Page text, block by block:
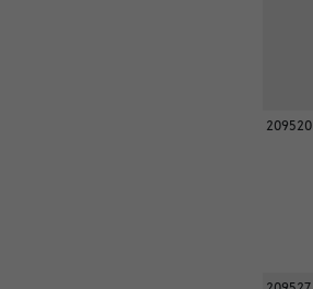
209520